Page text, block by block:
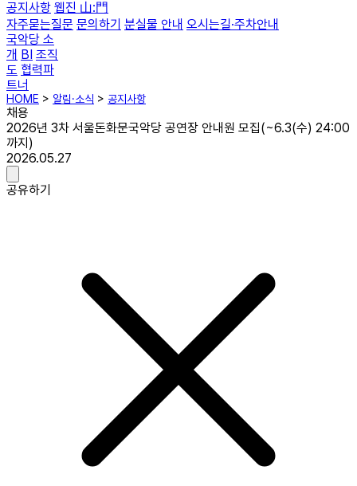
공지사항 웹진 山:門
자주묻는질문 문의하기 분실물 안내 오시는길·주차안내
국악당 소
개 BI 조직
도 협력파
트너
HOME > 알림·소식 > 공지사항
채용
2026년 3차 서울돈화문국악당 공연장 안내원 모집(~6.3(수) 24:00
까지)
2026.05.27
공유하기